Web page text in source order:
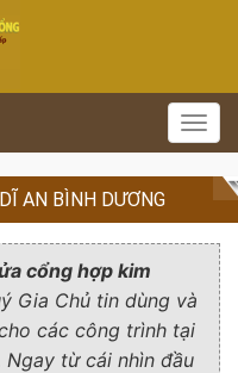
AN BÌNH DƯƠNG
cổng hợp kim
Gia Chủ tin dùng và
các công trình tại
Ngay từ cái nhìn đầu